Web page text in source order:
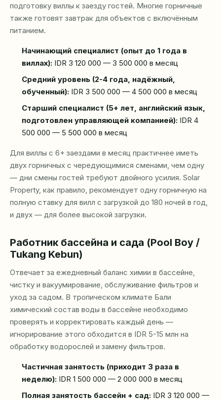
подготовку виллы к заезду гостей. Многие горничные
также готовят завтрак для объектов с включённым
питанием.
Начинающий специалист (опыт до 1 года в
виллах): IDR 3 120 000 — 3 500 000 в месяц
Средний уровень (2-4 года, надёжный,
обученный): IDR 3 500 000 — 4 500 000 в месяц
Старший специалист (5+ лет, английский язык,
подготовлен управляющей компанией): IDR 4
500 000 — 5 500 000 в месяц
Для виллы с 6+ заездами в месяц практичнее иметь
двух горничных с чередующимися сменами, чем одну
— дни смены гостей требуют двойного усилия. Solar
Property, как правило, рекомендует одну горничную на
полную ставку для вилл с загрузкой до 180 ночей в год,
и двух — для более высокой загрузки.
Работник бассейна и сада (Pool Boy /
Tukang Kebun)
Отвечает за ежедневный баланс химии в бассейне,
чистку и вакуумирование, обслуживание фильтров и
уход за садом. В тропическом климате Бали
химический состав воды в бассейне необходимо
проверять и корректировать каждый день —
игнорирование этого обходится в IDR 5-15 млн на
обработку водорослей и замену фильтров.
Частичная занятость (приходит 3 раза в
неделю): IDR 1 500 000 — 2 000 000 в месяц
Полная занятость бассейн + сад: IDR 3 120 000 —